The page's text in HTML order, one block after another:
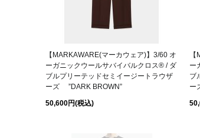
【MARKAWARE(マーカウェア)】3/60 オ
ーガニックウールサバイバルクロス® / ダ
ブルプリーテッドセミイージートラウザ
ーズ ”DARK BROWN”
50,600円(税込)
ー
ブ
ー